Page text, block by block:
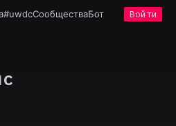
#uwdcСообществаБот Войти